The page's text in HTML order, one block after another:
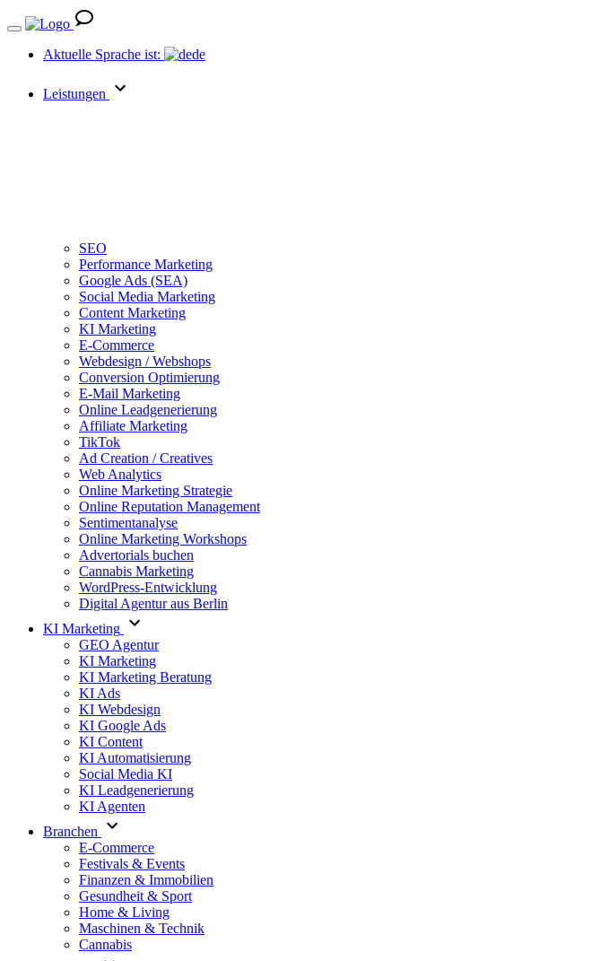
Aktuelle Sprache ist: de
Leistungen
SEO
Performance Marketing
Google Ads (SEA)
Social Media Marketing
Content Marketing
KI Marketing
E-Commerce
Webdesign / Webshops
Conversion Optimierung
E-Mail Marketing
Online Leadgenerierung
Affiliate Marketing
TikTok
Ad Creation / Creatives
Web Analytics
Online Marketing Strategie
Online Reputation Management
Sentimentanalyse
Online Marketing Workshops
Advertorials buchen
Cannabis Marketing
WordPress-Entwicklung
Digital Agentur aus Berlin
KI Marketing
GEO Agentur
KI Marketing
KI Marketing Beratung
KI Ads
KI Webdesign
KI Google Ads
KI Content
KI Automatisierung
Social Media KI
KI Leadgenerierung
KI Agenten
Branchen
E-Commerce
Festivals & Events
Finanzen & Immobilien
Gesundheit & Sport
Home & Living
Maschinen & Technik
Cannabis